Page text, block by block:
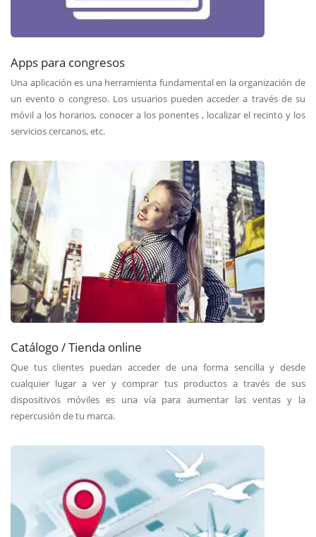
Apps para congresos
Una aplicación es una herramienta fundamental en la organización de
un evento o congreso. Los usuarios pueden acceder a través de su
móvil a los horarios, conocer a los ponentes , localizar el recinto y los
servicios cercanos, etc.
Catálogo / Tienda online
Que tus clientes puedan acceder de una forma sencilla y desde
cualquier lugar a ver y comprar tus productos a través de sus
dispositivos móviles es una vía para aumentar las ventas y la
repercusión de tu marca.